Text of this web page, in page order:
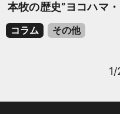
本牧の歴史”ヨコハマ
コラム その他
1/